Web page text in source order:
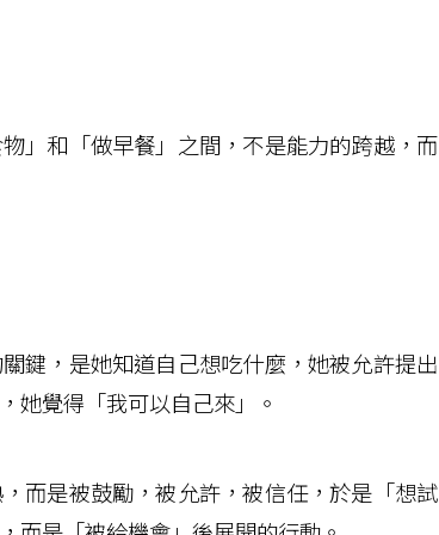
」和「做早餐」之間，不是能力的跨越，而
鍵，是她知道自己想吃什麼，她被允許提出
她覺得「我可以自己來」。
而是被鼓勵，被允許，被信任，於是「想試